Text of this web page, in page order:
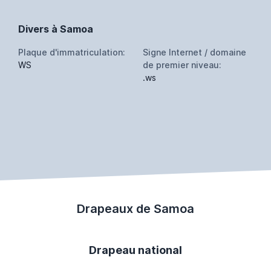
Divers à Samoa
Plaque d'immatriculation:
WS
Signe Internet / domaine
de premier niveau:
.ws
Drapeaux de Samoa
Drapeau national